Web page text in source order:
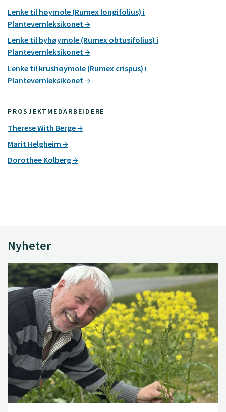
Lenke til høymole (Rumex longifolius) i
Plantevernleksikonet
Lenke til byhøymole (Rumex obtusifolius) i
Plantevernleksikonet
Lenke til krushøymole (Rumex crispus) i
Plantevernleksikonet
PROSJEKTMEDARBEIDERE
Therese With Berge
Marit Helgheim
Dorothee Kolberg
Nyheter